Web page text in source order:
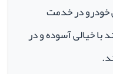
خودرو در خدمت
با خیالی آسوده و در